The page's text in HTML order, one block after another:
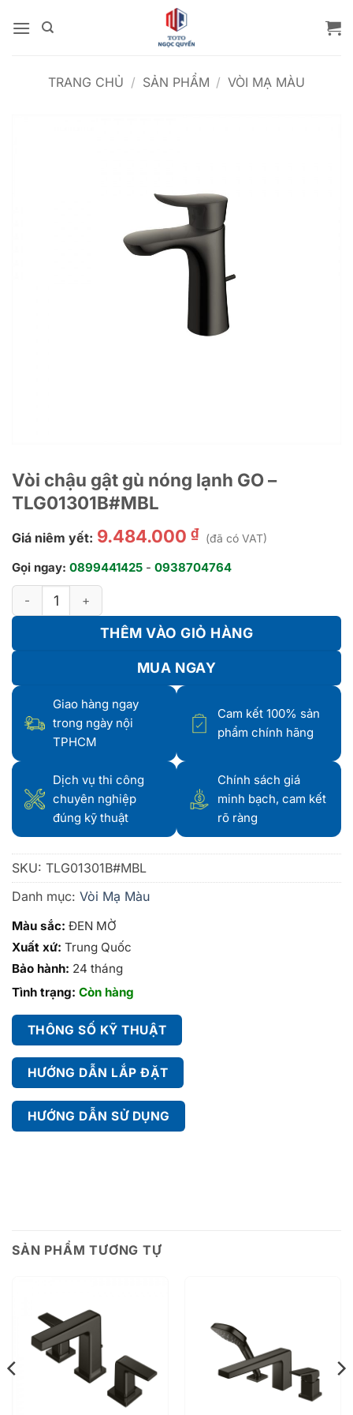
qua
TRANG CHỦ / SẢN PHẨM / VÒI MẠ MÀU
Vòi chậu gật gù nóng lạnh GO –
TLG01301B#MBL
Giá niêm yết: 9.484.000 ₫ (đã có VAT)
Gọi ngay: 0899441425 - 0938704764
Vòi chậu gật gù nóng lạnh GO - TLG01301B#MBL số lượng
THÊM VÀO GIỎ HÀNG
MUA NGAY
Giao hàng ngay
trong ngày nội
TPHCM
Cam kết 100% sản
phẩm chính hãng
Dịch vụ thi công
chuyên nghiệp
đúng kỹ thuật
Chính sách giá
minh bạch, cam kết
rõ ràng
SKU: TLG01301B#MBL
Danh mục: Vòi Mạ Màu
Màu sắc: ĐEN MỜ
Xuất xứ: Trung Quốc
Bảo hành: 24 tháng
Tình trạng: Còn hàng
THÔNG SỐ KỸ THUẬT
HƯỚNG DẪN LẮP ĐẶT
HƯỚNG DẪN SỬ DỤNG
SẢN PHẨM TƯƠNG TỰ